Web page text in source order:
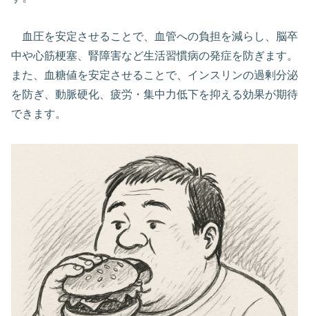
血圧を安定させることで、血管への負担を減らし、脳卒
中や心筋梗塞、腎障害など生活習慣病の発症を防ぎます。
また、血糖値を安定させることで、インスリンの過剰分泌
を防ぎ、動脈硬化、疲労・集中力低下を抑える効果が期待
できます。